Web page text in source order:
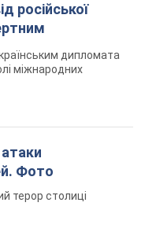
російської
дипломата
міжнародних
атаки
Фото
терор столиці